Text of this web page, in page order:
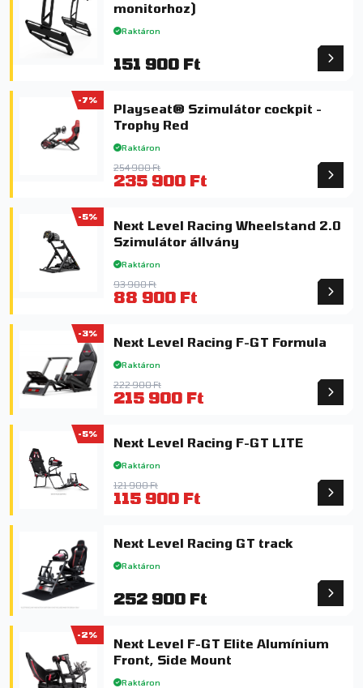
monitorhoz)
Raktáron
151 900 Ft
-7%
Playseat® Szimulátor cockpit -
Trophy Red
Raktáron
254 900 Ft
235 900 Ft
-5%
Next Level Racing Wheelstand 2.0
Szimulátor állvány
Raktáron
93 900 Ft
88 900 Ft
-3%
Next Level Racing F-GT Formula
Raktáron
222 900 Ft
215 900 Ft
-5%
Next Level Racing F-GT LITE
Raktáron
121 900 Ft
115 900 Ft
Next Level Racing GT track
Raktáron
252 900 Ft
-2%
Next Level F-GT Elite Alumínium
Front, Side Mount
Raktáron